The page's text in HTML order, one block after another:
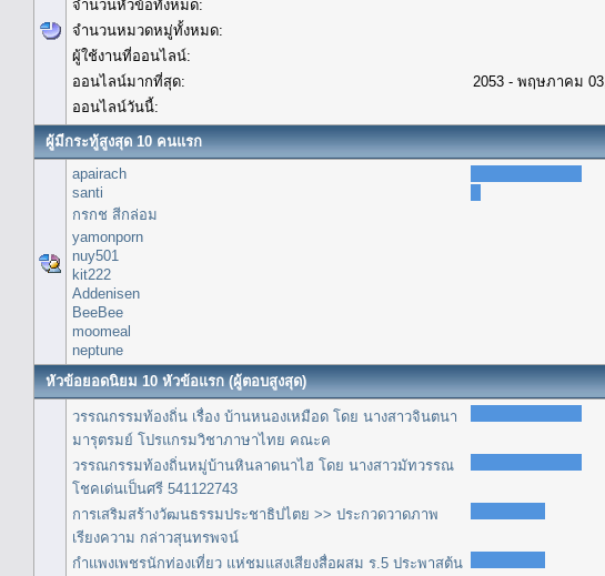
จำนวนหัวข้อทั้งหมด:
จำนวนหมวดหมู่ทั้งหมด:
ผู้ใช้งานที่ออนไลน์:
ออนไลน์มากที่สุด:
2053 - พฤษภาคม
ออนไลน์วันนี้:
ผู้มีกระทู้สูงสุด 10 คนแรก
apairach
santi
กรกช สีกล่อม
yamonporn
nuy501
kit222
Addenisen
BeeBee
moomeal
neptune
หัวข้อยอดนิยม 10 หัวข้อแรก (ผู้ตอบสูงสุด)
วรรณกรรมท้องถิ่น เรื่อง บ้านหนองเหมือด โดย นางสาวจินตนา
มารุตรมย์ โปรแกรมวิชาภาษาไทย คณะค
วรรณกรรมท้องถิ่นหมู่บ้านหินลาดนาไฮ โดย นางสาวมัทวรรณ
โชคเด่นเป็นศรี 541122743
การเสริมสร้างวัฒนธรรมประชาธิปไตย >> ประกวดวาดภาพ
เรียงความ กล่าวสุนทรพจน์
กำแพงเพชรนักท่องเที่ยว แห่ชมแสงเสียงสื่อผสม ร.5 ประพาสต้น